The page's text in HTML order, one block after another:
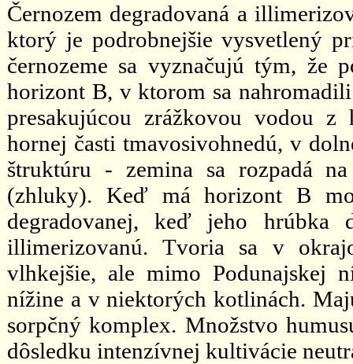
Černozem degradovaná a
ktorý je podrobnejšie vysvetlený
černozeme sa vyznačujú tým, že
horizont B, v ktorom sa
presakujúcou zrážkovou vodou
hornej časti tmavosivohnedú, v
štruktúru - zemina sa rozpadá
(zhluky). Keď má horizont B
degradovanej, keď jeho
illimerizovanú. Tvoria sa v
vlhkejšie, ale mimo Podunajskej
nížine a v niektorých kotlinách.
sorpčný komplex. Množstvo
dôsledku intenzívnej kultivácie